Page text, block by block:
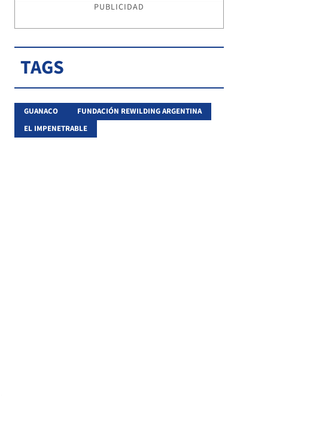
PUBLICIDAD
TAGS
GUANACO
FUNDACIÓN REWILDING ARGENTINA
EL IMPENETRABLE